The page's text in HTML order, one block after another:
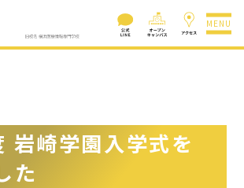
MENU
岩崎学園入学式を
た